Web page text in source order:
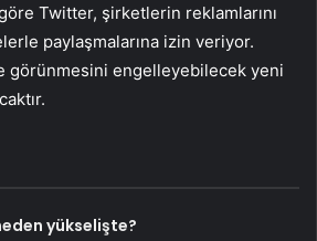
Twitter, şirketlerin reklamlarını
paylaşmalarına izin veriyor.
görünmesini engelleyebilecek yeni
yükselişte?